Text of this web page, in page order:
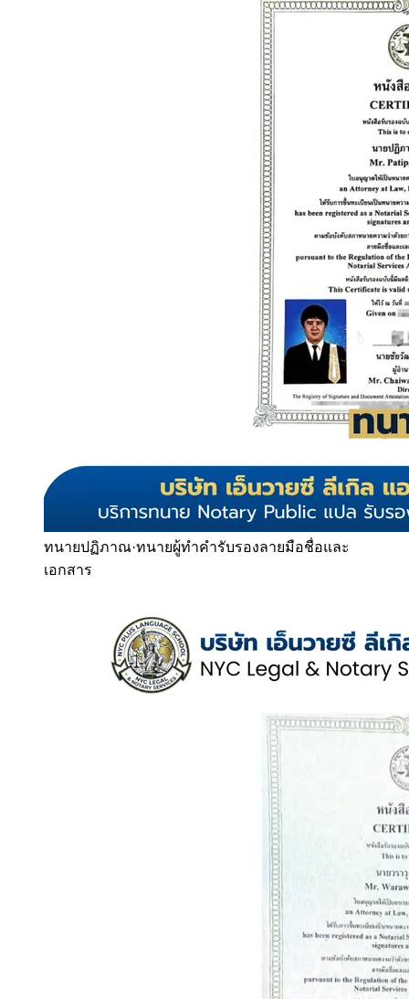
ทนายปฏิภาณ·ทนายผู้ทำคำรับรองลายมือชื่อและ
เอกสาร